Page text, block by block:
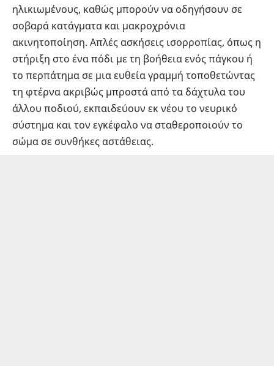
ηλικιωμένους, καθώς μπορούν να οδηγήσουν σε
σοβαρά κατάγματα και μακροχρόνια
ακινητοποίηση. Απλές ασκήσεις ισορροπίας, όπως η
στήριξη στο ένα πόδι με τη βοήθεια ενός πάγκου ή
το περπάτημα σε μια ευθεία γραμμή τοποθετώντας
τη φτέρνα ακριβώς μπροστά από τα δάχτυλα του
άλλου ποδιού, εκπαιδεύουν εκ νέου το νευρικό
σύστημα και τον εγκέφαλο να σταθεροποιούν το
σώμα σε συνθήκες αστάθειας.